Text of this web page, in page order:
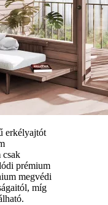
erkélyajtót
csak
prémium
megvédi
míg